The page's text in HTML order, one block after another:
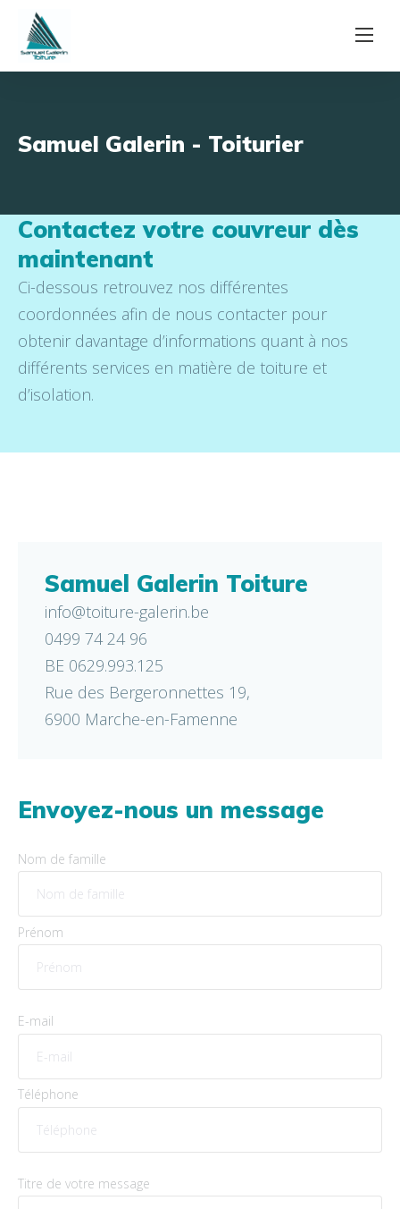
Samuel Galerin - Toiturier
Contactez votre couvreur dès
maintenant
Ci-dessous retrouvez nos différentes
coordonnées afin de nous contacter pour
obtenir davantage d’informations quant à nos
différents services en matière de toiture et
d’isolation.
Samuel Galerin Toiture
info@toiture-galerin.be
0499 74 24 96
BE 0629.993.125
Rue des Bergeronnettes 19,
6900 Marche-en-Famenne
Envoyez-nous un message
Nom de famille
Prénom
E-mail
Téléphone
Titre de votre message